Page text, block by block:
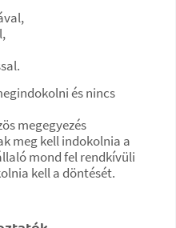
és nincs
megegyezés
meg kell indokolnia a
mond fel rendkívüli
kell a döntését.